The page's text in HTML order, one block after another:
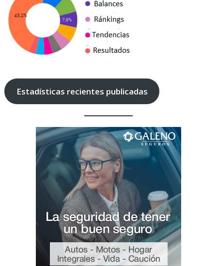
Estadísticas recientes publicadas